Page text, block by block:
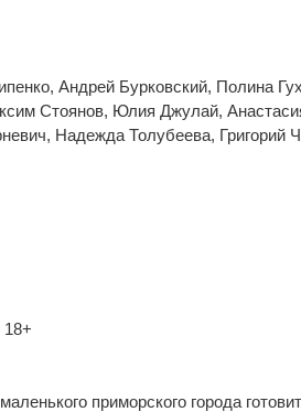
Андрей Бурковский, Полина
Стоянов, Юлия Джулай,
Надежда Толубеева, Григорий
18+
приморского города